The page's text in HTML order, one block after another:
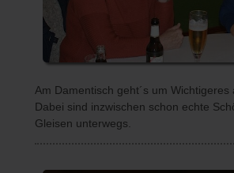
Am Damentisch geht´s um Wichtigeres
Dabei sind inzwischen schon echte
Gleisen unterwegs.